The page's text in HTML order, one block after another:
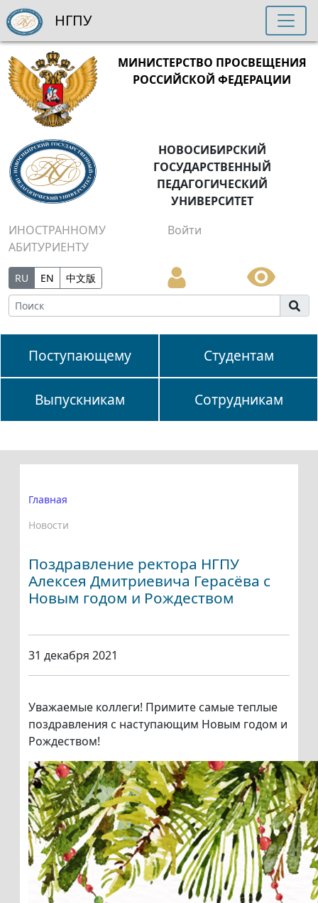
МИНИСТЕРСТВО ПРОСВЕЩЕНИЯ
РОССИЙСКОЙ ФЕДЕРАЦИИ
НОВОСИБИРСКИЙ
ГОСУДАРСТВЕННЫЙ
ПЕДАГОГИЧЕСКИЙ
УНИВЕРСИТЕТ
ИНОСТРАННОМУ
АБИТУРИЕНТУ
Войти
RU EN 中文版
Поступающему Студентам
Выпускникам Сотрудникам
НГПУ
Главная
Новости
Поздравление ректора НГПУ
Алексея Дмитриевича Герасёва с
Новым годом и Рождеством
31 декабря 2021
Уважаемые коллеги! Примите самые теплые
поздравления с наступающим Новым годом и
Рождеством!